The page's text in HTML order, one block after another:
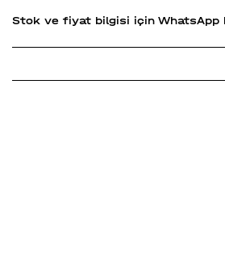
Stok ve fiyat bilgisi için WhatsApp